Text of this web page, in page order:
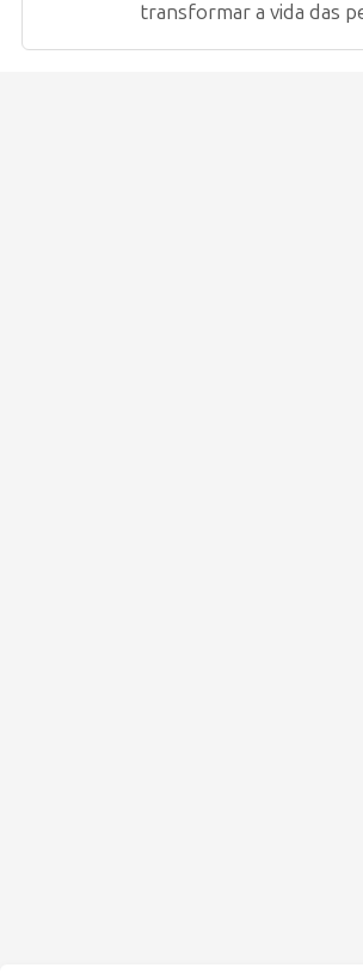
transformar a vida das